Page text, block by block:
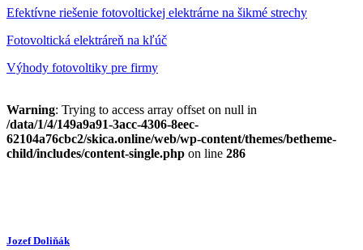
Efektívne riešenie fotovoltickej elektrárne na šikmé strechy
Fotovoltická elektráreň na kľúč
Výhody fotovoltiky pre firmy
Warning: Trying to access array offset on null in
/data/1/4/149a9a91-3acc-4306-8eec-
62104a76cbc2/skica.online/web/wp-content/themes/betheme-
child/includes/content-single.php on line 286
Jozef Doliňák